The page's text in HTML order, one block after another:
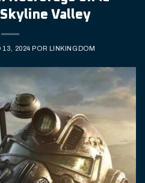
Valley
13, 2024 POR LINKINGDOM